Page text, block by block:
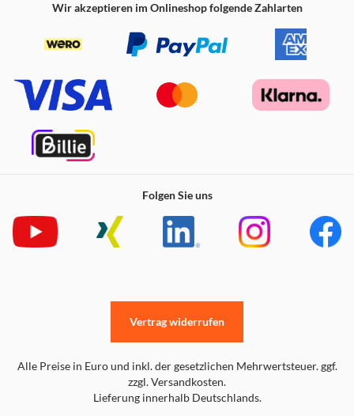
Wir akzeptieren im Onlineshop folgende Zahlarten
Folgen Sie uns
Alle Preise in Euro und inkl. der gesetzlichen Mehrwertsteuer. ggf.
zzgl. Versandkosten.
Lieferung innerhalb Deutschlands.
Vertrag widerrufen